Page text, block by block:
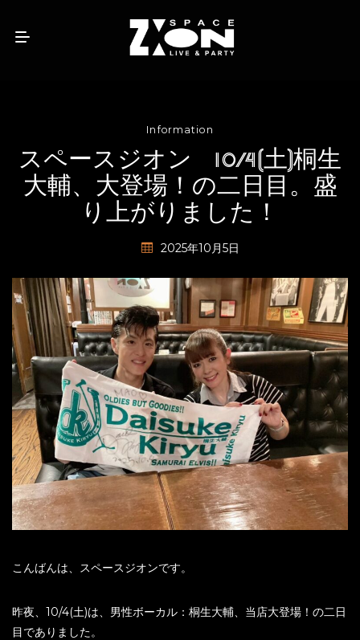
Information
スペースジオン 10/4(土)桐生
大輔、大登場！の二日目。盛
り上がりました！
2025年10月5日
こんばんは、スペースジオンです。
昨夜、10/4(土)は、男性ボーカル：桐生大輔、当店大登場！の二日
目でありました。